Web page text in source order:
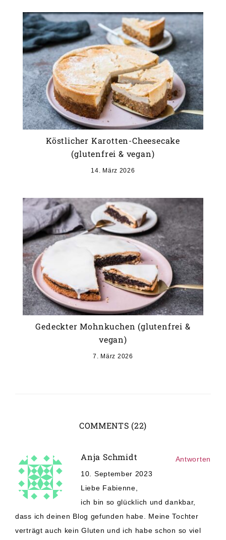
Köstlicher Karotten-Cheesecake
(glutenfrei & vegan)
14. März 2026
Gedeckter Mohnkuchen (glutenfrei &
vegan)
7. März 2026
COMMENTS (22)
Anja Schmidt
10. September 2023
Liebe Fabienne,
ich bin so glücklich und dankbar,
dass ich deinen Blog gefunden habe. Meine Tochter
verträgt auch kein Gluten und ich habe schon so viel
Antworten